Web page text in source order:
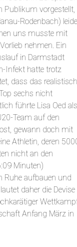
Publikum vorgestellt,
Rodenbach)
uns musste mit
nehmen. Ein
in Darmstadt
Infekt hatte trotz
dass das
sechs nicht
führte Lisa Oed als
Team auf den
gewann doch mit
Athletin, deren
nicht an den
Minuten)
Ruhe aufbauen und
daher die Devise
Anfang März in